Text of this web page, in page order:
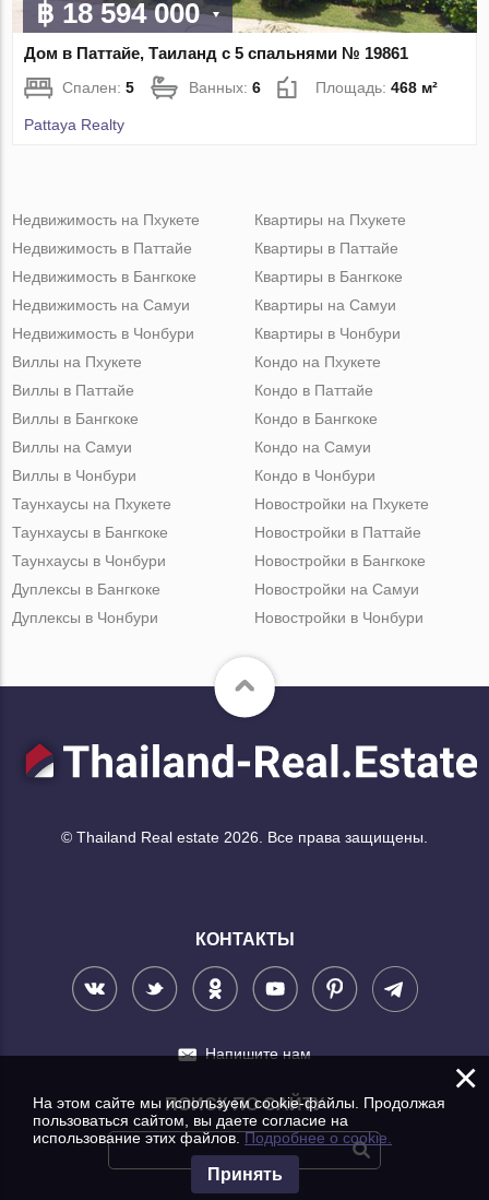
฿ 18 594 000
Дом в Паттайе, Таиланд с 5 спальнями № 19861
Спален:5 Ванных:6 Площадь:468 м²
Pattaya Realty
Недвижимость на Пхукете
Недвижимость в Паттайе
Недвижимость в Бангкоке
Недвижимость на Самуи
Недвижимость в Чонбури
Квартиры на Пхукете
Квартиры в Паттайе
Квартиры в Бангкоке
Квартиры на Самуи
Квартиры в Чонбури
Виллы на Пхукете
Виллы в Паттайе
Виллы в Бангкоке
Виллы на Самуи
Виллы в Чонбури
Кондо на Пхукете
Кондо в Паттайе
Кондо в Бангкоке
Кондо на Самуи
Кондо в Чонбури
Таунхаусы на Пхукете
Таунхаусы в Бангкоке
Таунхаусы в Чонбури
Дуплексы в Бангкоке
Дуплексы в Чонбури
Новостройки на Пхукете
Новостройки в Паттайе
Новостройки в Бангкоке
Новостройки на Самуи
Новостройки в Чонбури
© Thailand Real estate 2026. Все права защищены.
КОНТАКТЫ
Напишите нам
ПОИСК ПО САЙТУ
×
На этом сайте мы используем cookie-файлы. Продолжая
пользоваться сайтом, вы даете согласие на
использование этих файлов.Подробнее о cookie.
Принять